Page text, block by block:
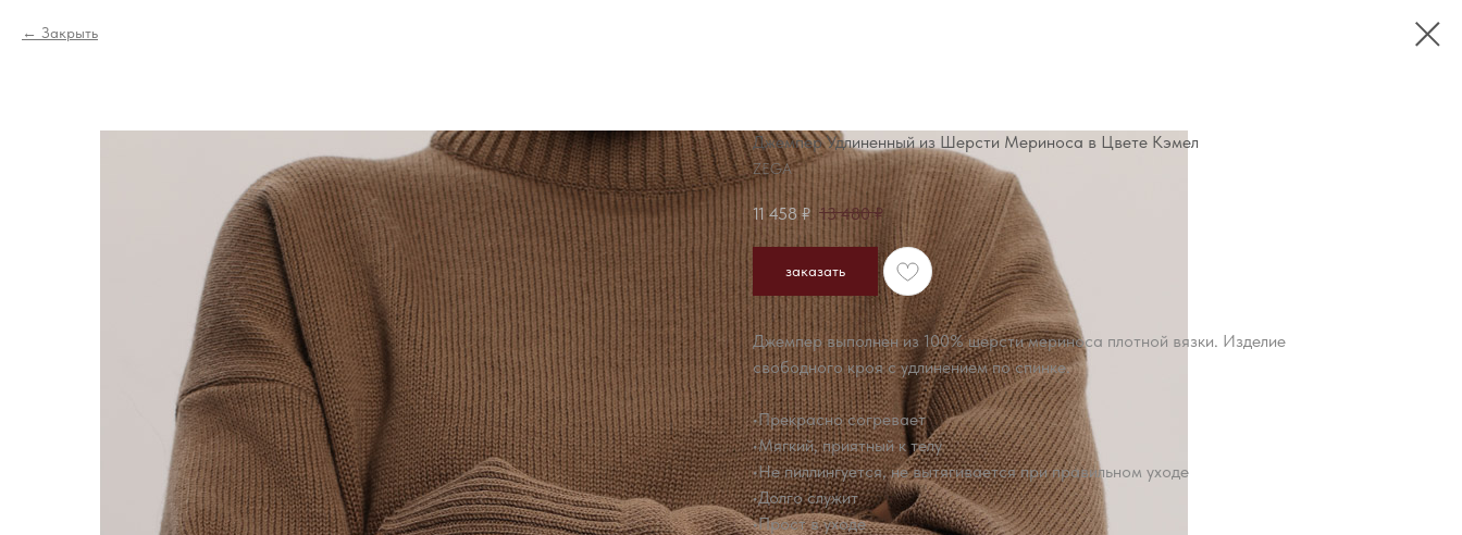
Закрыть
Джемпер Удлиненный из Шерсти Мериноса в Цвете Кэмел
ZEGA
11 458 ₽ 13 480 ₽
заказать
Джемпер выполнен из 100% шерсти мериноса плотной вязки. Изделие
свободного кроя с удлинением по спинке.
•Прекрасно согревает
•Мягкий, приятный к телу
•Не пиллингуется, не вытягивается при правильном уходе
•Долго служит
•Прост в уходе